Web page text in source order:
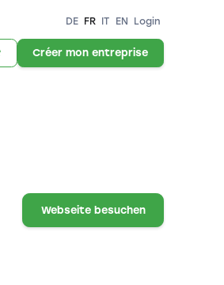
DE FR IT EN Login
Créer mon entreprise
Webseite besuchen